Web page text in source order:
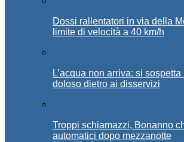
Dossi rallentatori in via della
limite di velocità a 40 km/h
L’acqua non arriva: si
doloso dietro ai disservizi
Troppi schiamazzi, Bonanno
automatici dopo mezzanotte